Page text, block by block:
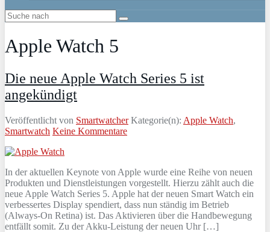
Apple Watch 5
Die neue Apple Watch Series 5 ist
angekündigt
Veröffentlicht von Smartwatcher Kategorie(n): Apple Watch,
Smartwatch Keine Kommentare
In der aktuellen Keynote von Apple wurde eine Reihe von neuen
Produkten und Dienstleistungen vorgestellt. Hierzu zählt auch die
neue Apple Watch Series 5. Apple hat der neuen Smart Watch ein
verbessertes Display spendiert, dass nun ständig im Betrieb
(Always-On Retina) ist. Das Aktivieren über die Handbewegung
entfällt somit. Zu der Akku-Leistung der neuen Uhr […]